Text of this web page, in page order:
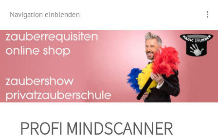
Navigation einblenden
PROFI MINDSCANNER